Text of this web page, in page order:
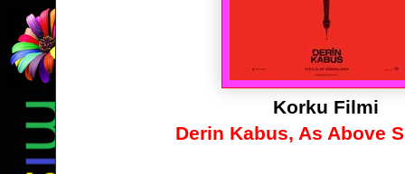
Korku Filmi
Derin Kabus, As Above